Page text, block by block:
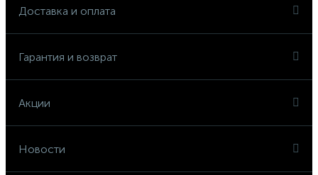
Доставка и оплата
Гарантия и возврат
Акции
Новости